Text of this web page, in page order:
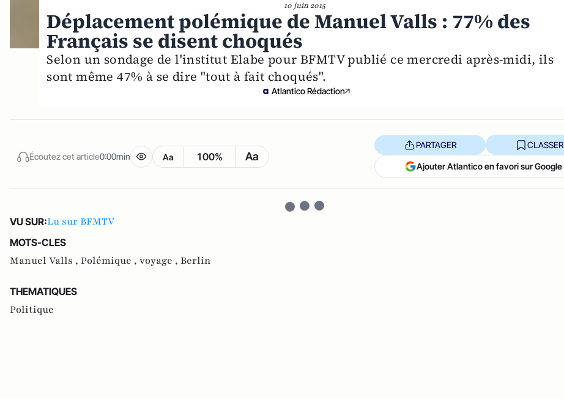
10 juin 2015
Déplacement polémique de Manuel Valls : 77% des
Français se disent choqués
Selon un sondage de l'institut Elabe pour BFMTV publié ce mercredi après-midi, ils
sont même 47% à se dire "tout à fait choqués".
Atlantico Rédaction
Écoutez cet article0:00min Aa 100% Aa
PARTAGER CLASSER
Ajouter Atlantico en favori sur Google
VU SUR:Lu sur BFMTV
MOTS-CLES
Manuel Valls , Polémique , voyage , Berlin
THEMATIQUES
Politique